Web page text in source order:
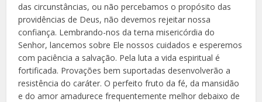
das circunstâncias, ou não percebamos o propósito das
providências de Deus, não devemos rejeitar nossa
confiança. Lembrando-nos da terna misericórdia do
Senhor, lancemos sobre Ele nossos cuidados e esperemos
com paciência a salvação. Pela luta a vida espiritual é
fortificada. Provações bem suportadas desenvolverão a
resistência do caráter. O perfeito fruto da fé, da mansidão
e do amor amadurece frequentemente melhor debaixo de